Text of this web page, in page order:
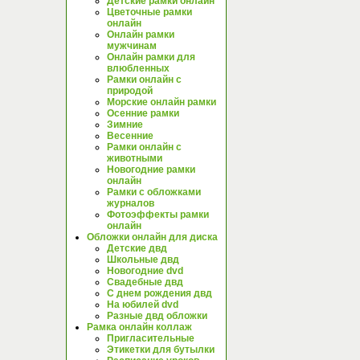
Цветочные рамки
онлайн
Онлайн рамки
мужчинам
Онлайн рамки для
влюбленных
Рамки онлайн с
природой
Морские онлайн рамки
Осенние рамки
Зимние
Весенние
Рамки онлайн с
животными
Новогодние рамки
онлайн
Рамки с обложками
журналов
Фотоэффекты рамки
онлайн
Обложки онлайн для диска
Детские двд
Школьные двд
Новогодние dvd
Свадебные двд
С днем рождения двд
На юбилей dvd
Разные двд обложки
Рамка онлайн коллаж
Пригласительные
Этикетки для бутылки